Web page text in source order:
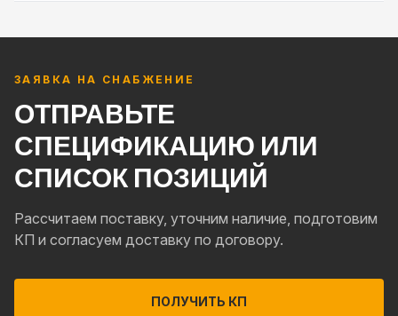
ЗАЯВКА НА СНАБЖЕНИЕ
ОТПРАВЬТЕ
СПЕЦИФИКАЦИЮ ИЛИ
СПИСОК ПОЗИЦИЙ
Рассчитаем поставку, уточним наличие, подготовим
КП и согласуем доставку по договору.
ПОЛУЧИТЬ КП